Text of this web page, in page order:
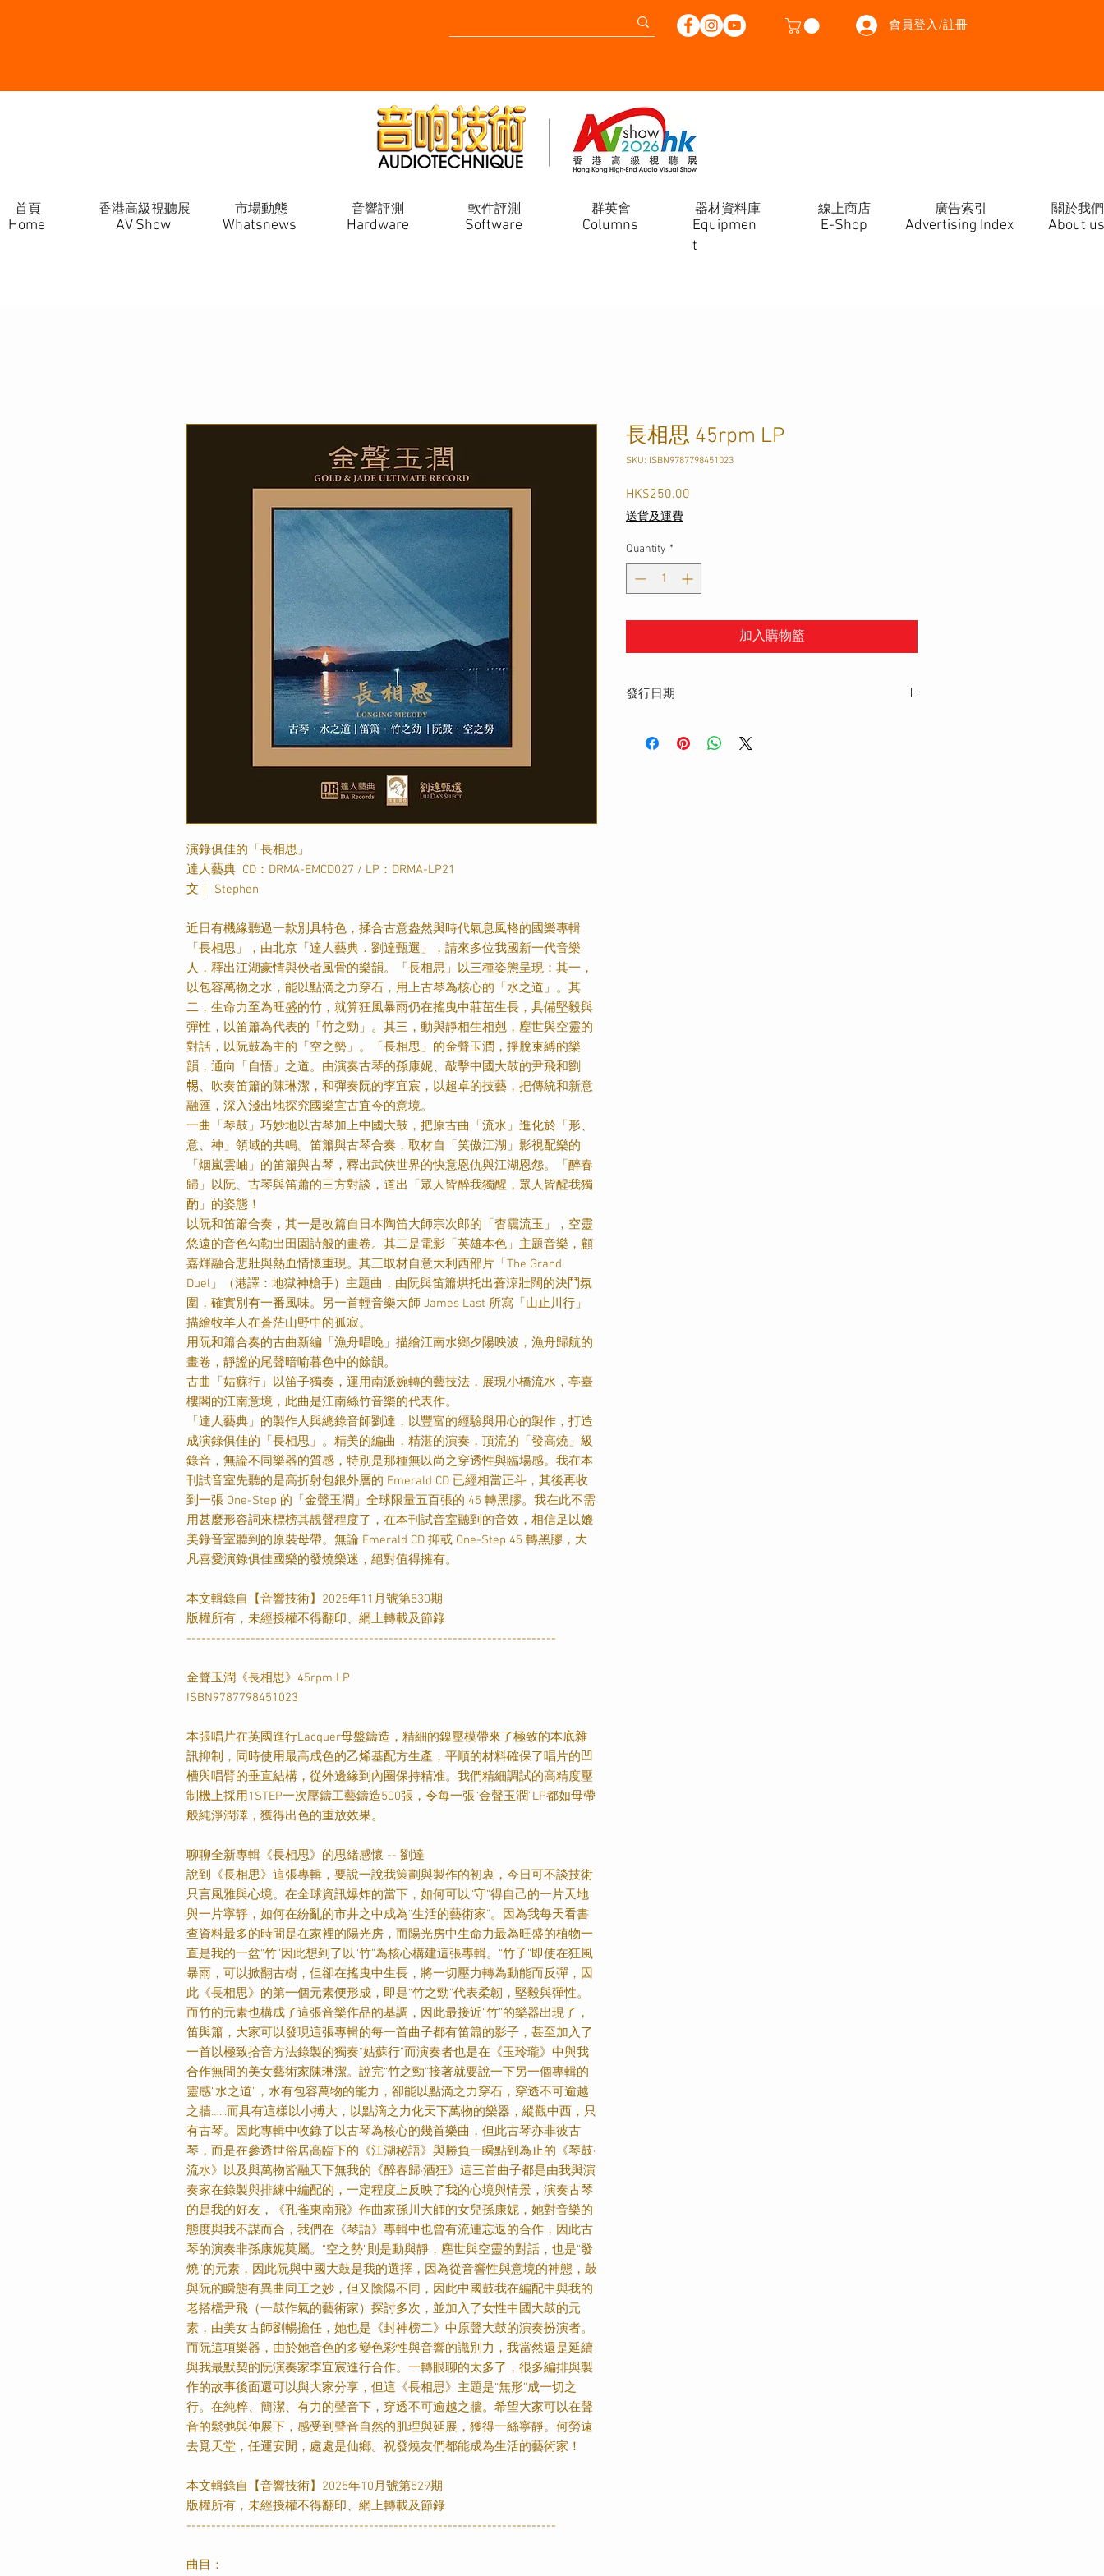
會員登入/註冊
Home
首頁 香港高級視聽展 市場動態 音響評測 軟件評測 群英會 器材資料庫 線上商店 廣告索引 關於我們
AV Show Whatsnews Hardware Software
Equipmen
t
E-Shop
Columns About us
Advertising Index
演錄俱佳的「長相思」
達人藝典 CD ： DRMA-EMCD027 / LP ： DRMA-LP21
文｜
Stephen
近日有機緣聽過一款別具特色，揉合古意盎然與時代氣息風格的國樂專輯
「長相思」，由北京「達人藝典．劉達甄選」，請來多位我國新一代音樂
人，釋出江湖豪情與俠者風骨的樂韻。「長相思」以三種姿態呈現：其一，
以包容萬物之水，能以點滴之力穿石，用上古琴為核心的「水之道」。其
二，生命力至為旺盛的竹，就算狂風暴雨仍在搖曳中莊茁生長，具備堅毅與
彈性，以笛簫為代表的「竹之勁」。其三，動與靜相生相剋，塵世與空靈的
對話，以阮鼓為主的「空之勢」。「長相思」的金聲玉潤，掙脫束縛的樂
韻，通向「自悟」之道。由演奏古琴的孫康妮、敲擊中國大鼓的尹飛和劉
𣈱、吹奏笛簫的陳琳潔，和彈奏阮的李宜宸，以超卓的技藝，把傳統和新意
融匯，深入淺出地探究國樂宜古宜今的意境。
一曲「琴鼓」巧妙地以古琴加上中國大鼓，把原古曲「流水」進化於「形、
意、神」領域的共鳴。笛簫與古琴合奏，取材自「笑傲江湖」影視配樂的
「烟嵐雲岫」的笛簫與古琴，釋出武俠世界的快意恩仇與江湖恩怨。「醉春
歸」以阮、古琴與笛蕭的三方對談，道出「眾人皆醉我獨醒，眾人皆醒我獨
酌」的姿態！
以阮和笛簫合奏，其一是改篇自日本陶笛大師宗次郎的「杳靄流玉」，空靈
悠遠的音色勾勒出田園詩般的畫卷。其二是電影「英雄本色」主題音樂，顧
嘉煇融合悲壯與熱血情懷重現。其三取材自意大利西部片「 The Grand
Duel」（港譯：地獄神槍手）主題曲，由阮與笛簫烘托出蒼涼壯闊的決鬥氛
圍，確實別有一番風味。另一首輕音樂大師 James Last 所寫「山止川行」
描繪牧羊人在蒼茫山野中的孤寂。
用阮和簫合奏的古曲新編「漁舟唱晚」描繪江南水鄉夕陽映波，漁舟歸航的
畫卷，靜謐的尾聲暗喻暮色中的餘韻。
古曲「姑蘇行」以笛子獨奏，運用南派婉轉的藝技法，展現小橋流水，亭臺
樓閣的江南意境，此曲是江南絲竹音樂的代表作。
「達人藝典」的製作人與總錄音師劉達，以豐富的經驗與用心的製作，打造
成演錄俱佳的「長相思」。精美的編曲，精湛的演奏，頂流的「發高燒」級
錄音，無論不同樂器的質感，特別是那種無以尚之穿透性與臨場感。我在本
刊試音室先聽的是高折射包銀外層的 Emerald CD 已經相當正斗，其後再收
到一張 One-Step 的「金聲玉潤」全球限量五百張的 45 轉黑膠。我在此不需
用甚麼形容詞來標榜其靚聲程度了，在本刊試音室聽到的音效，相信足以媲
美錄音室聽到的原裝母帶。無論 Emerald CD 抑或 One-Step 45 轉黑膠，大
凡喜愛演錄俱佳國樂的發燒樂迷，絕對值得擁有。
本文輯錄自【音響技術】2025年11月號第530期
版權所有，未經授權不得翻印、網上轉載及節錄
---------------------------------------------------------------------------
金聲玉潤《長相思》45rpm LP
ISBN9787798451023
本張唱片在英國進行Lacquer母盤鑄造，精細的鎳壓模帶來了極致的本底雜
訊抑制，同時使用最高成色的乙烯基配方生產，平順的材料確保了唱片的凹
槽與唱臂的垂直結構，從外邊緣到內圈保持精准。我們精細調試的高精度壓
制機上採用1STEP一次壓鑄工藝鑄造500張，令每一張“金聲玉潤”LP都如母帶
般純淨潤澤，獲得出色的重放效果。
聊聊全新專輯《長相思》的思緒感懷 -- 劉達
說到《長相思》這張專輯，要說一說我策劃與製作的初衷，今日可不談技術
只言風雅與心境。在全球資訊爆炸的當下，如何可以“守”得自己的一片天地
與一片寧靜，如何在紛亂的市井之中成為“生活的藝術家”。因為我每天看書
查資料最多的時間是在家裡的陽光房，而陽光房中生命力最為旺盛的植物一
直是我的一盆“竹”因此想到了以“竹”為核心構建這張專輯。“竹子”即使在狂風
暴雨，可以掀翻古樹，但卻在搖曳中生長，將一切壓力轉為動能而反彈，因
此《長相思》的第一個元素便形成，即是“竹之勁”代表柔韌，堅毅與彈性。
而竹的元素也構成了這張音樂作品的基調，因此最接近“竹”的樂器出現了，
笛與簫，大家可以發現這張專輯的每一首曲子都有笛簫的影子，甚至加入了
一首以極致拾音方法錄製的獨奏“姑蘇行”而演奏者也是在《玉玲瓏》中與我
合作無間的美女藝術家陳琳潔。說完“竹之勁”接著就要說一下另一個專輯的
靈感“水之道”，水有包容萬物的能力，卻能以點滴之力穿石，穿透不可逾越
之牆…...而具有這樣以小搏大，以點滴之力化天下萬物的樂器，縱觀中西，只
有古琴。因此專輯中收錄了以古琴為核心的幾首樂曲，但此古琴亦非彼古
琴，而是在參透世俗居高臨下的《江湖秘語》與勝負一瞬點到為止的《琴鼓·
流水》以及與萬物皆融天下無我的《醉春歸·酒狂》這三首曲子都是由我與演
奏家在錄製與排練中編配的，一定程度上反映了我的心境與情景，演奏古琴
的是我的好友，《孔雀東南飛》作曲家孫川大師的女兒孫康妮，她對音樂的
態度與我不謀而合，我們在《琴語》專輯中也曾有流連忘返的合作，因此古
琴的演奏非孫康妮莫屬。“空之勢”則是動與靜，塵世與空靈的對話，也是“發
燒”的元素，因此阮與中國大鼓是我的選擇，因為從音響性與意境的神態，鼓
與阮的瞬態有異曲同工之妙，但又陰陽不同，因此中國鼓我在編配中與我的
老搭檔尹飛（一鼓作氣的藝術家）探討多次，並加入了女性中國大鼓的元
素，由美女古師劉暢擔任，她也是《封神榜二》中原聲大鼓的演奏扮演者。
而阮這項樂器，由於她音色的多變色彩性與音響的識別力，我當然還是延續
與我最默契的阮演奏家李宜宸進行合作。一轉眼聊的太多了，很多編排與製
作的故事後面還可以與大家分享，但這《長相思》主題是“無形”成一切之
行。在純粹、簡潔、有力的聲音下，穿透不可逾越之牆。希望大家可以在聲
音的鬆弛與伸展下，感受到聲音自然的肌理與延展，獲得一絲寧靜。何勞遠
去覓天堂，任運安閒，處處是仙鄉。祝發燒友們都能成為生活的藝術家！
本文輯錄自【音響技術】2025年10月號第529期
版權所有，未經授權不得翻印、網上轉載及節錄
---------------------------------------------------------------------------
曲目：
長相思 45rpm LP
SKU: ISBN9787798451023
HK$250.00
送貨及運費
Quantity *
加入購物籃
發行日期